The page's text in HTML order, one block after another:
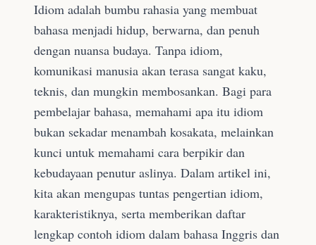
Idiom adalah bumbu rahasia yang membuat
bahasa menjadi hidup, berwarna, dan penuh
dengan nuansa budaya. Tanpa idiom,
komunikasi manusia akan terasa sangat kaku,
teknis, dan mungkin membosankan. Bagi para
pembelajar bahasa, memahami apa itu idiom
bukan sekadar menambah kosakata, melainkan
kunci untuk memahami cara berpikir dan
kebudayaan penutur aslinya. Dalam artikel ini,
kita akan mengupas tuntas pengertian idiom,
karakteristiknya, serta memberikan daftar
lengkap contoh idiom dalam bahasa Inggris dan